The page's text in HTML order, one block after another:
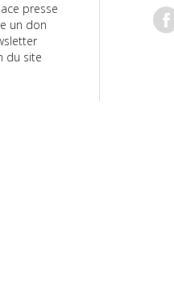
presse
un don
du site